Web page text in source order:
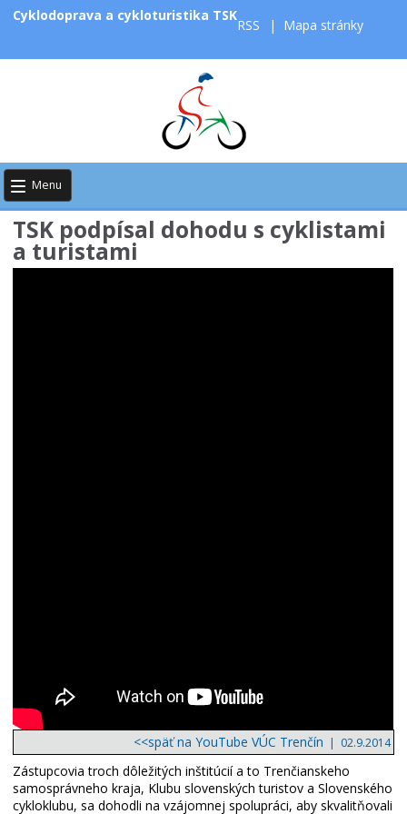
Cyklodoprava a cykloturistika TSK
RSS | Mapa stránky
Menu
TSK podpísal dohodu s cyklistami
a turistami
<<späť na YouTube VÚC Trenčín | 02.9.2014
Zástupcovia troch dôležitých inštitúcií a to Trenčianskeho
samosprávneho kraja, Klubu slovenských turistov a Slovenského
cykloklubu, sa dohodli na vzájomnej spolupráci, aby skvalitňovali